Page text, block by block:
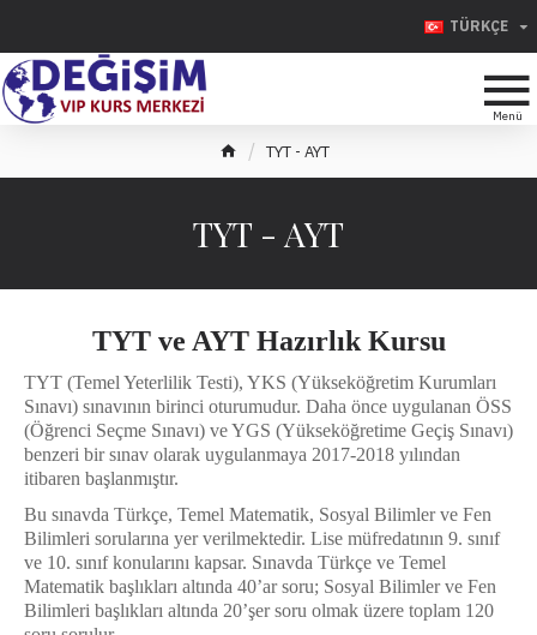
TÜRKÇE
TYT - AYT
TYT - AYT
TYT ve AYT Hazırlık Kursu
TYT (Temel Yeterlilik Testi), YKS (Yükseköğretim Kurumları
Sınavı) sınavının birinci oturumudur. Daha önce uygulanan ÖSS
(Öğrenci Seçme Sınavı) ve YGS (Yükseköğretime Geçiş Sınavı)
benzeri bir sınav olarak uygulanmaya 2017-2018 yılından
itibaren başlanmıştır.
Bu sınavda Türkçe, Temel Matematik, Sosyal Bilimler ve Fen
Bilimleri sorularına yer verilmektedir. Lise müfredatının 9. sınıf
ve 10. sınıf konularını kapsar. Sınavda Türkçe ve Temel
Matematik başlıkları altında 40’ar soru; Sosyal Bilimler ve Fen
Bilimleri başlıkları altında 20’şer soru olmak üzere toplam 120